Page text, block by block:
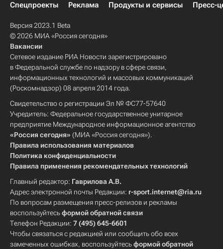
Спецпроекты
Реклама Продукты и сервисы Пресс-
Версия 2023.1 Beta
© 2026 МИА «Россия сегодня»
Вакансии
Сетевое издание РИА Новости зарегистрировано
в Федеральной службе по надзору в сфере связи,
информационных технологий и массовых коммуникаций
(Роскомнадзор) 08 апреля 2014 года.
Свидетельство о регистрации Эл № ФС77-57640
Учредитель: Федеральное государственное унитарное
предприятие Международное информационное агентство
«Россия сегодня» (МИА «Россия сегодня»).
Правила использования материалов
Политика конфиденциальности
Правила применения рекомендательных технологий
Главный редактор: Гаврилова А.В.
Адрес электронной почты Редакции: r-sport.internet@ria.ru
По вопросам размещения пресс-релизов и рекламы
воспользуйтесьформой обратной связи
Телефон Редакции: 7 (495) 645-6601
Чтобы связаться с редакцией или сообщить обо всех
замеченных ошибках, воспользуйтесьформой обратной